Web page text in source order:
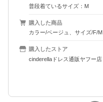
普段着ているサイズ：M
購入した商品
カラー/ベージュ、サイズ/F/M
購入したストア
cinderellaドレス通販ヤフー店